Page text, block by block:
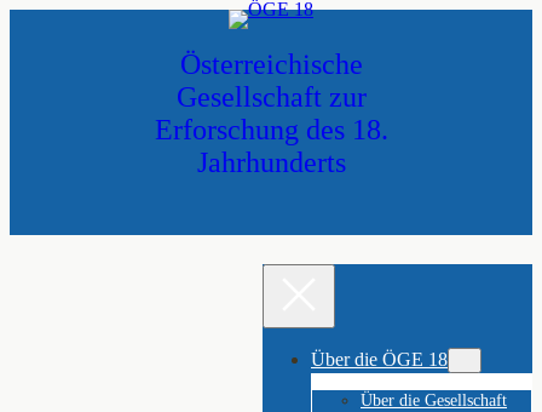
Österreichische
Gesellschaft zur
Erforschung des 18.
Jahrhunderts
Über die ÖGE 18
Über die Gesellschaft